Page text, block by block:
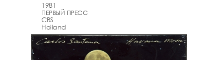
1981
ПЕРВЫЙ ПРЕСС
CBS
Holland